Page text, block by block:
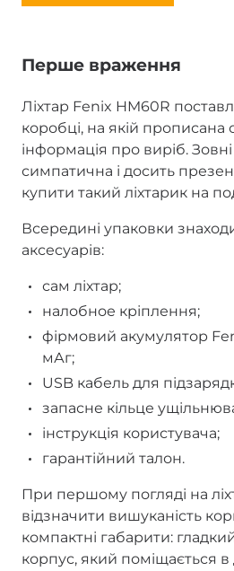
Перше враження
Ліхтар Fenix HM60R
коробці, на якій прописана
інформація про виріб.
симпатична і досить
купити такий ліхтарик на
Всередині упаковки
аксесуарів:
сам ліхтар;
налобное кріплення;
фірмовий акумулятор
мАг;
USB кабель для
запасне кільце
інструкція користувача;
гарантійний талон.
При першому погляді на
відзначити вишуканість
компактні габарити:
корпус, який поміщається в